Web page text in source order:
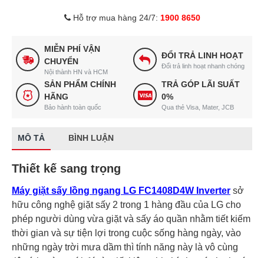
Hỗ trợ mua hàng 24/7: 1900 8650
MIỄN PHÍ VẬN
CHUYỂN
Nội thành HN và HCM
ĐỔI TRẢ LINH HOẠT
Đổi trả linh hoạt nhanh chóng
SẢN PHẨM CHÍNH
HÃNG
Bảo hành toàn quốc
TRẢ GÓP LÃI SUẤT
0%
Qua thẻ Visa, Mater, JCB
MÔ TẢ BÌNH LUẬN
Thiết kế sang trọng
Máy giặt sấy lồng ngang LG FC1408D4W Inverter sở
hữu công nghệ giặt sấy 2 trong 1 hàng đầu của LG cho
phép người dùng vừa giặt và sấy áo quần nhằm tiết kiếm
thời gian và sự tiện lợi trong cuộc sống hàng ngày, vào
những ngày trời mưa dầm thì tính năng này là vô cùng